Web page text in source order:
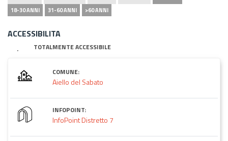
18-30 ANNI
31-60 ANNI >60 ANNI
ACCESSIBILITA
TOTALMENTE ACCESSIBILE
COMUNE:
Aiello del Sabato
INFOPOINT:
InfoPoint Distretto 7